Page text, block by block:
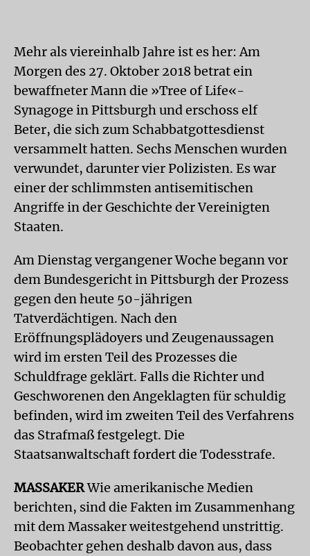
Mehr als viereinhalb Jahre ist es her: Am
Morgen des 27. Oktober 2018 betrat ein
bewaffneter Mann die »Tree of Life«-
Synagoge in Pittsburgh und erschoss elf
Beter, die sich zum Schabbatgottesdienst
versammelt hatten. Sechs Menschen wurden
verwundet, darunter vier Polizisten. Es war
einer der schlimmsten antisemitischen
Angriffe in der Geschichte der Vereinigten
Staaten.
Am Dienstag vergangener Woche begann vor
dem Bundesgericht in Pittsburgh der Prozess
gegen den heute 50-jährigen
Tatverdächtigen. Nach den
Eröffnungsplädoyers und Zeugenaussagen
wird im ersten Teil des Prozesses die
Schuldfrage geklärt. Falls die Richter und
Geschworenen den Angeklagten für schuldig
befinden, wird im zweiten Teil des Verfahrens
das Strafmaß festgelegt. Die
Staatsanwaltschaft fordert die Todesstrafe.
MASSAKERWie amerikanische Medien
berichten, sind die Fakten im Zusammenhang
mit dem Massaker weitestgehend unstrittig.
Beobachter gehen deshalb davon aus, dass